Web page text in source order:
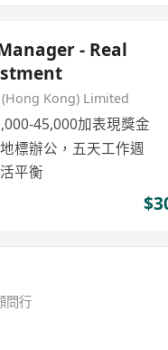
- Real
Kong) Limited
45,000加表現獎金
標辦公，五天工作週
平衡
問行